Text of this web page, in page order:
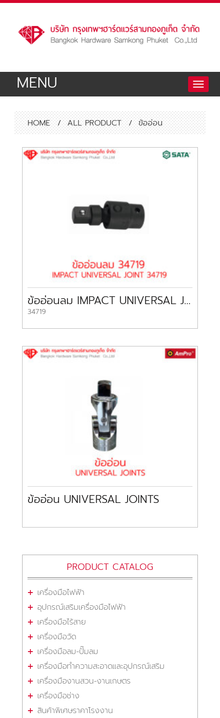
Toggle
MENU
HOME / ALL PRODUCT / ข้ออ่อน
ข้ออ่อนลม IMPACT UNIVERSAL JOINT 34719 SATA
34719
ข้ออ่อน UNIVERSAL JOINTS
PRODUCT CATALOG
เครื่องมือไฟฟ้า
อุปกรณ์เสริมเครื่องมือไฟฟ้า
เครื่องมือไร้สาย
เครื่องมือวัด
เครื่องมือลม-ปั๊มลม
เครื่องมือทำความสะอาดและอุปกรณ์เสริม
เครื่องมืองานสวน-งานเกษตร
เครื่องมือช่าง
สินค้าพิเศษราคาโรงงาน